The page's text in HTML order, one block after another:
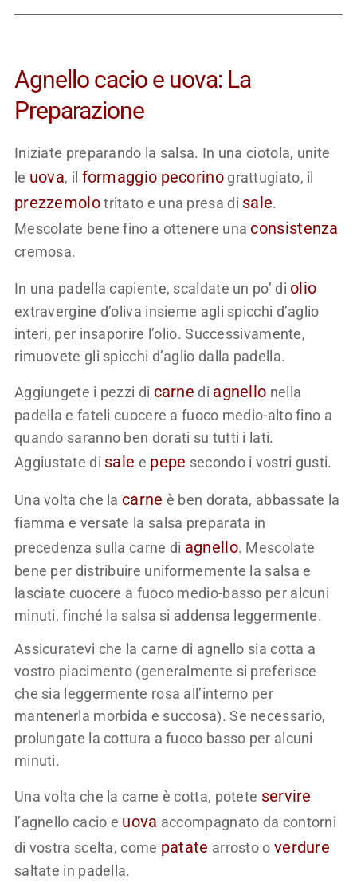
Agnello cacio e uova: La
Preparazione
Iniziate preparando la salsa. In una ciotola, unite
le uova, il formaggio pecorinograttugiato, il
prezzemolotritato e una presa di sale.
Mescolate bene fino a ottenere una consistenza
cremosa.
In una padella capiente, scaldate un po’ di olio
extravergine d’oliva insieme agli spicchi d’aglio
interi, per insaporire l’olio. Successivamente,
rimuovete gli spicchi d’aglio dalla padella.
Aggiungete i pezzi di carne di agnello nella
padella e fateli cuocere a fuoco medio-alto fino a
quando saranno ben dorati su tutti i lati.
Aggiustate di sale e pepe secondo i vostri gusti.
Una volta che la carne è ben dorata, abbassate la
fiamma e versate la salsa preparata in
precedenza sulla carne di agnello. Mescolate
bene per distribuire uniformemente la salsa e
lasciate cuocere a fuoco medio-basso per alcuni
minuti, finché la salsa si addensa leggermente.
Assicuratevi che la carne di agnello sia cotta a
vostro piacimento (generalmente si preferisce
che sia leggermente rosa all’interno per
mantenerla morbida e succosa). Se necessario,
prolungate la cottura a fuoco basso per alcuni
minuti.
Una volta che la carne è cotta, potete servire
l’agnello cacio e uova accompagnato da contorni
di vostra scelta, come patate arrosto o verdure
saltate in padella.